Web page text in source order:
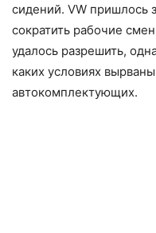
сидений. VW пришлось
сократить рабочие
удалось разрешить,
каких условиях
автокомплектующих.